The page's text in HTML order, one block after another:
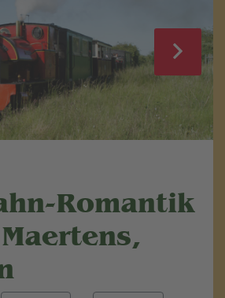
Romantik